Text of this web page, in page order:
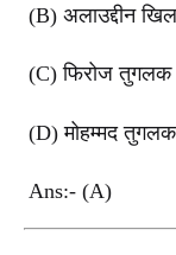
(B) अलाउद्दीन
(C) फिरोज तुगलक
(D) मोहम्मद तुगलक
Ans:- (A)